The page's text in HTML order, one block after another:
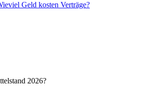
Geld kosten Verträge?
2026?